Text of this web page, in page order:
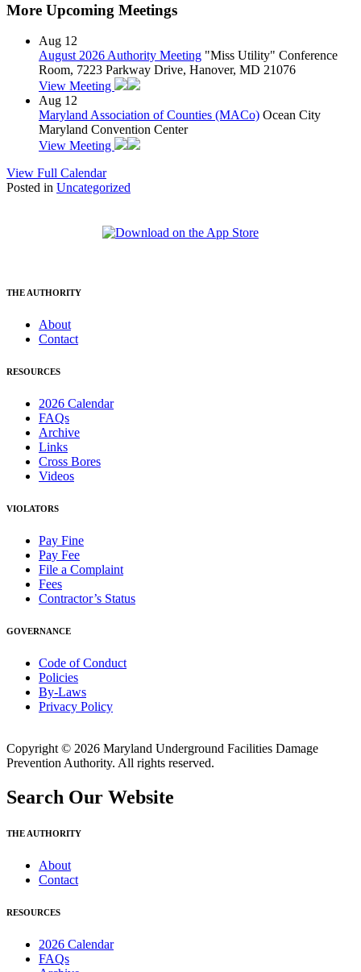
More Upcoming Meetings
Aug 12
August 2026 Authority Meeting "Miss Utility" Conference
Room, 7223 Parkway Drive, Hanover, MD 21076
View Meeting
Aug 12
Maryland Association of Counties (MACo) Ocean City
Maryland Convention Center
View Meeting
View Full Calendar
Posted in Uncategorized
THE AUTHORITY
About
Contact
RESOURCES
2026 Calendar
FAQs
Archive
Links
Cross Bores
Videos
VIOLATORS
Pay Fine
Pay Fee
File a Complaint
Fees
Contractor’s Status
GOVERNANCE
Code of Conduct
Policies
By-Laws
Privacy Policy
Copyright © 2026 Maryland Underground Facilities Damage
Prevention Authority. All rights reserved.
Search Our Website
THE AUTHORITY
About
Contact
RESOURCES
2026 Calendar
FAQs